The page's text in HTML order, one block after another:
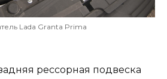
Lada Granta Prima
рессорная подвеска